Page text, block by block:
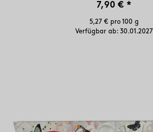
7,90 € *
5,27 € pro 100 g
Verfügbar ab: 30.01.2027